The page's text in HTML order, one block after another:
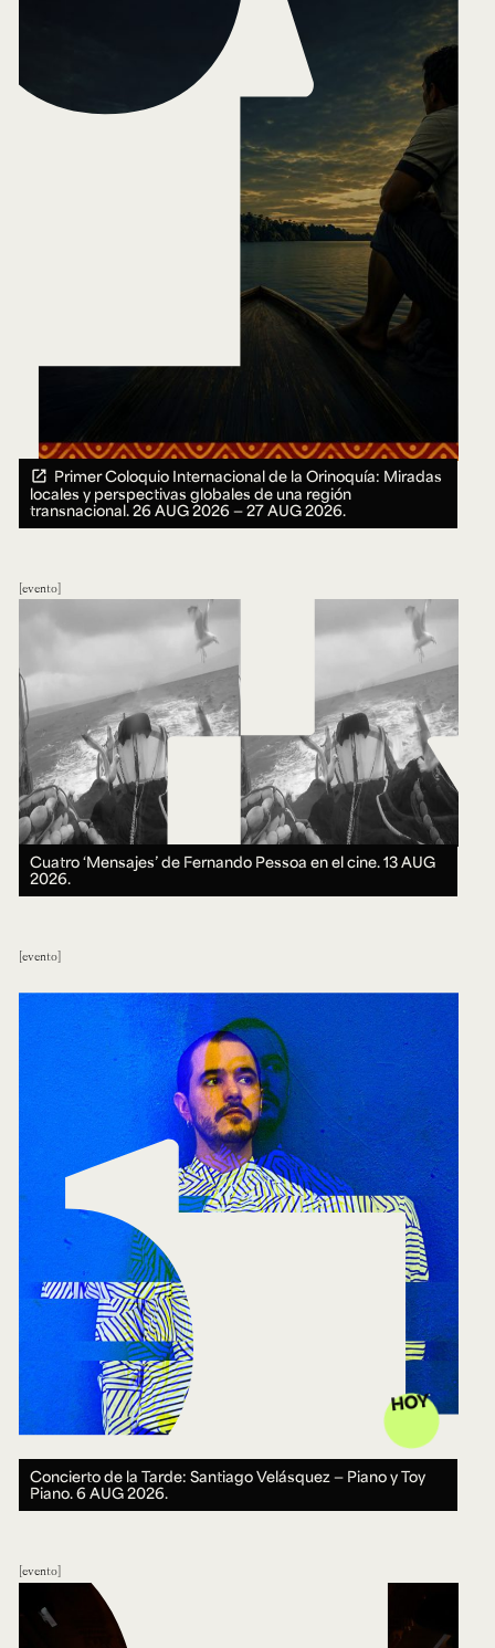
Primer Coloquio Internacional de la Orinoquía: Miradas
locales y perspectivas globales de una región
transnacional.26 AUG 2026 ― 27 AUG 2026.
evento
Cuatro ‘Mensajes’ de Fernando Pessoa en el cine.13 AUG
2026.
evento
HOY
Concierto de la Tarde: Santiago Velásquez — Piano y Toy
Piano.6 AUG 2026.
evento